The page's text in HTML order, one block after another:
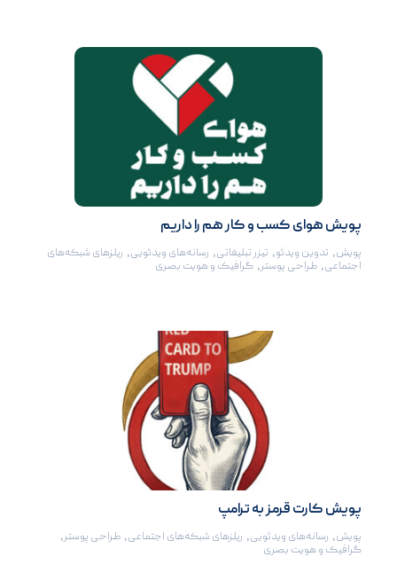
پویش هوای کسب و کار هم را داریم
پویش, تدوین ویدئو, تیزر تبلیغاتی, رسانه‌های ویدئویی, ریلزهای شبکه‌های
اجتماعی, طراحی پوستر, گرافیک و هویت بصری
پویش کارت قرمز به ترامپ
پویش, رسانه‌های ویدئویی, ریلزهای شبکه‌های اجتماعی, طراحی پوستر,
گرافیک و هویت بصری